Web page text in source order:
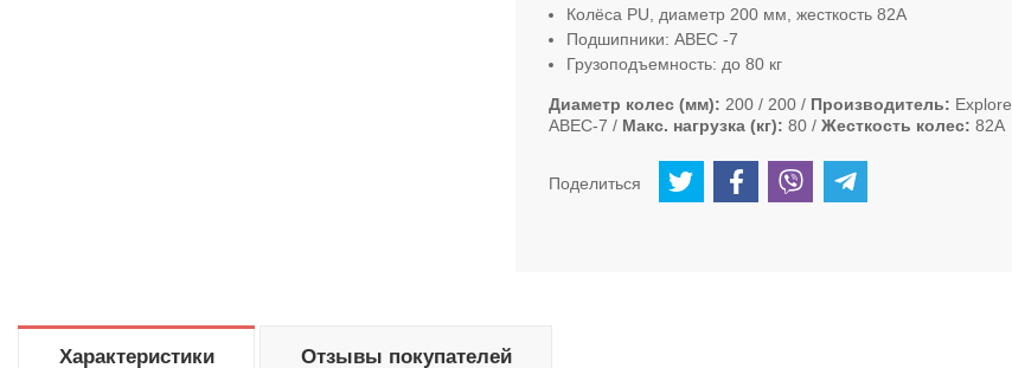
Колёса PU, диаметр 200 мм, жесткость 82А
Подшипники: ABEC -7
Грузоподъемность: до 80 кг
Диаметр колес (мм) 200 / 200 Производитель Explore
ABEC-7
Макс. нагрузка (кг) 80 Жесткость колес 82А
Поделиться
Характеристики Отзывы покупателей